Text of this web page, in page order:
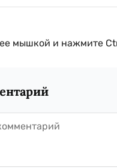
мышкой и нажмите